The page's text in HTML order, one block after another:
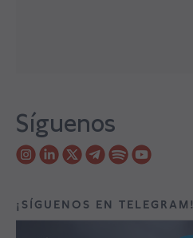
Síguenos
¡SÍGUENOS EN TELEGRAM!